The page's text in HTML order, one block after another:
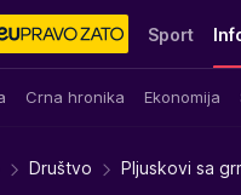
Sport
Crna hronika Ekonomija
Društvo Pljuskovi sa